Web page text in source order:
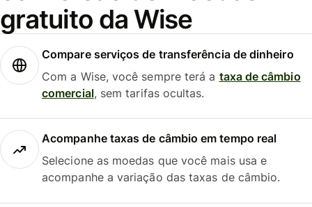
gratuito da Wise
Compare serviços de transferência de dinheiro
Com a Wise, você sempre terá a taxa de câmbio
comercial, sem tarifas ocultas.
Acompanhe taxas de câmbio em tempo real
Selecione as moedas que você mais usa e
acompanhe a variação das taxas de câmbio.